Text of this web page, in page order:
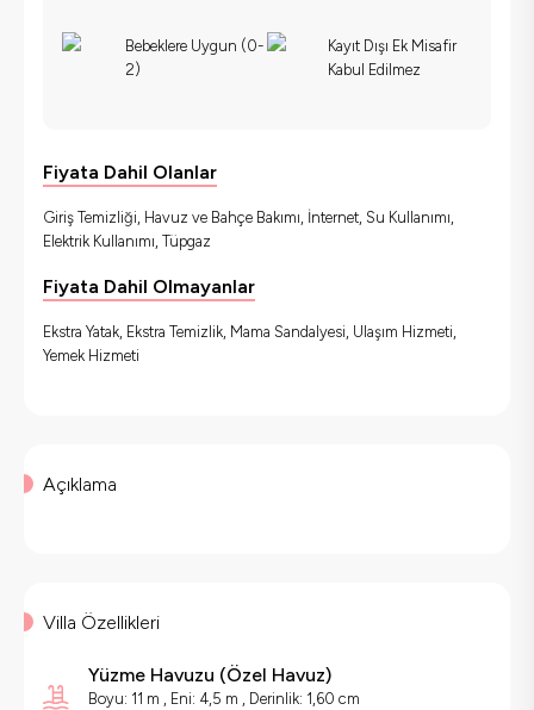
Bebeklere Uygun (0-
2)
Kayıt Dışı Ek Misafir
Kabul Edilmez
Fiyata Dahil Olanlar
Giriş Temizliği, Havuz ve Bahçe Bakımı, İnternet, Su Kullanımı,
Elektrik Kullanımı, Tüpgaz
Fiyata Dahil Olmayanlar
Ekstra Yatak, Ekstra Temizlik, Mama Sandalyesi, Ulaşım Hizmeti,
Yemek Hizmeti
Açıklama
Villa Özellikleri
Yüzme Havuzu (Özel Havuz)
Boyu: 11 m , Eni: 4,5 m , Derinlik: 1,60 cm